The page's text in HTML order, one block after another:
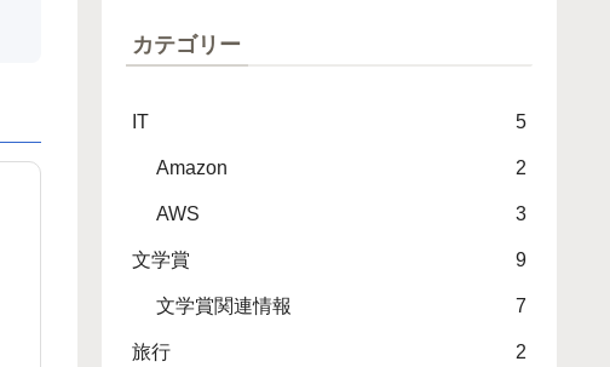
カテゴリー
IT 5
Amazon 2
AWS 3
文学賞 9
文学賞関連情報 7
旅行 2